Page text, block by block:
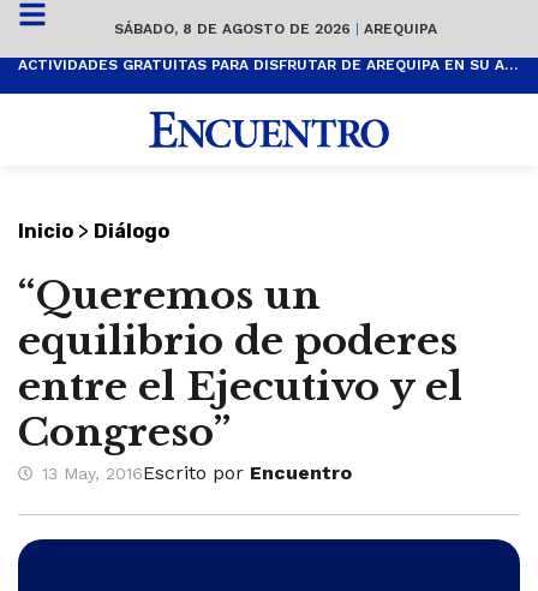
SÁBADO, 8 DE AGOSTO DE 2026 | AREQUIPA
ACTIVIDADES GRATUITAS PARA DISFRUTAR DE AREQUIPA EN SU ANIVERSARIO
Inicio > Diálogo
“Queremos un
equilibrio de poderes
entre el Ejecutivo y el
Congreso”
13 May, 2016Escrito por Encuentro